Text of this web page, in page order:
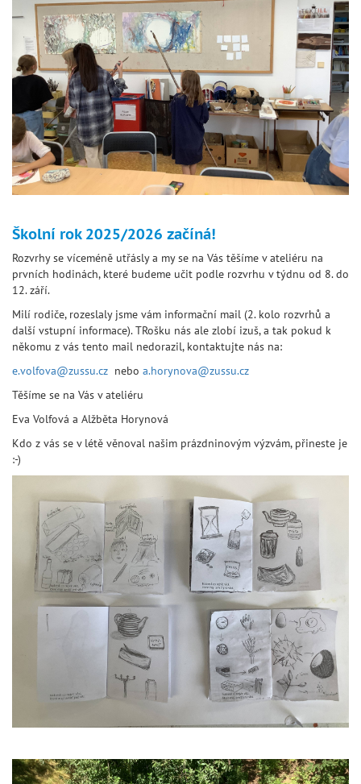
Školní rok 2025/2026 začíná!
Rozvrhy se víceméně utřásly a my se na Vás těšíme v ateliéru na
prvních hodinách, které budeme učit podle rozvrhu v týdnu od 8. do
12. září.
Milí rodiče, rozeslaly jsme vám informační mail (2. kolo rozvrhů a
další vstupní informace). TRošku nás ale zlobí izuš, a tak pokud k
někomu z vás tento mail nedorazil, kontaktujte nás na:
e.volfova@zussu.cz nebo a.horynova@zussu.cz
Těšíme se na Vás v ateliéru
Eva Volfová a Alžběta Horynová
Kdo z vás se v létě věnoval našim prázdninovým výzvám, přineste je
:-)